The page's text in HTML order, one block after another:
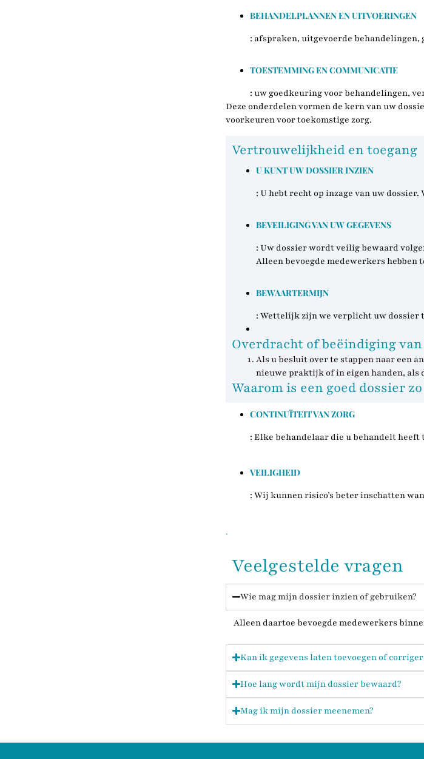
BEHANDELPLANNEN EN UITVOERINGEN
: afspraken, uitgevoerde
TOESTEMMING EN COMMUNICATIE
: uw goedkeuring voor behandelingen,
Deze onderdelen vormen de kern van uw
voorkeuren voor toekomstige zorg.
Vertrouwelijkheid en toegang
U KUNT UW DOSSIER INZIEN
: U hebt recht op inzage van uw
BEVEILIGING VAN UW GEGEVENS
: Uw dossier wordt veilig bewaard
Alleen bevoegde medewerkers hebben
BEWAARTERMIJN
: Wettelijk zijn we verplicht uw dossier
Overdracht of beëindiging
Als u besluit over te stappen naar een
nieuwe praktijk of in eigen handen, als
Waarom is een goed dossier
CONTINUÏTEIT VAN ZORG
: Elke behandelaar die u behandelt
VEILIGHEID
: Wij kunnen risico’s beter inschatten
.
Veelgestelde vragen
Wie mag mijn dossier inzien of gebruiken?
Alleen daartoe bevoegde medewerkers
Kan ik gegevens laten toevoegen of
Hoe lang wordt mijn dossier bewaard?
Mag ik mijn dossier meenemen?